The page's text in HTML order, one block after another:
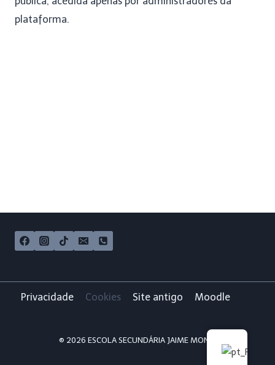
plataforma.
Privacidade Cookies Site antigo Moodle
© 2026 ESCOLA SECUNDÁRIA JAIME MONIZ